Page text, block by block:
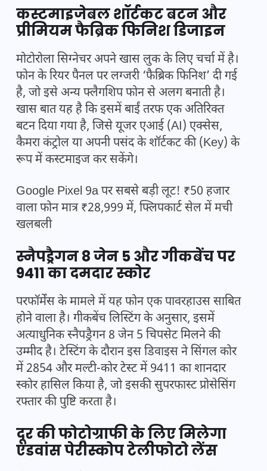
कस्टमाइजेबल शॉर्टकट बटन और
प्रीमियम फैब्रिक फिनिश डिजाइन
मोटोरोला सिग्नेचर अपने खास लुक के लिए चर्चा में है।
फोन के रियर पैनल पर लग्जरी ‘फैब्रिक फिनिश’ दी गई
है, जो इसे अन्य फ्लैगशिप फोन से अलग बनाती है।
खास बात यह है कि इसमें बाईं तरफ एक अतिरिक्त
बटन दिया गया है, जिसे यूजर एआई (AI) एक्सेस,
कैमरा कंट्रोल या अपनी पसंद के शॉर्टकट की (Key) के
रूप में कस्टमाइज कर सकेंगे।
Google Pixel 9a पर सबसे बड़ी लूट! ₹50 हजार
वाला फोन मात्र ₹28,999 में, फ्लिपकार्ट सेल में मची
खलबली
स्नैपड्रैगन 8 जेन 5 और गीकबेंच पर
9411 का दमदार स्कोर
परफॉर्मेंस के मामले में यह फोन एक पावरहाउस साबित
होने वाला है। गीकबेंच लिस्टिंग के अनुसार, इसमें
अत्याधुनिक स्नैपड्रैगन 8 जेन 5 चिपसेट मिलने की
उम्मीद है। टेस्टिंग के दौरान इस डिवाइस ने सिंगल कोर
में 2854 और मल्टी-कोर टेस्ट में 9411 का शानदार
स्कोर हासिल किया है, जो इसकी सुपरफास्ट प्रोसेसिंग
रफ्तार की पुष्टि करता है।
दूर की फोटोग्राफी के लिए मिलेगा
एडवांस पेरीस्कोप टेलीफोटो लेंस